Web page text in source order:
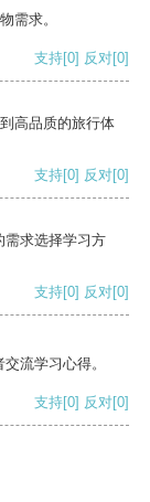
需求。
支持[0] 反对[0]
高品质的旅行体
支持[0] 反对[0]
需求选择学习方
支持[0] 反对[0]
流学习心得。
支持[0] 反对[0]